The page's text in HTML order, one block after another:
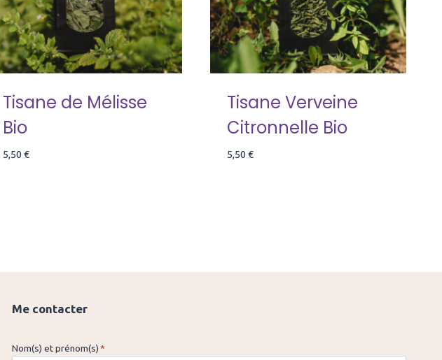
Tisane de Mélisse
Bio
5,50 €
Tisane Verveine
Citronnelle Bio
5,50 €
Me contacter
Nom(s) et prénom(s)*